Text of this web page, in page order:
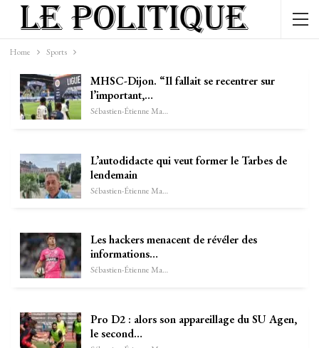
Home Sports
MHSC-Dijon. “Il fallait se recentrer sur
l’important,…
Sébastien-Étienne Marechal
L’autodidacte qui veut former le Tarbes de
lendemain
Sébastien-Étienne Marechal
Les hackers menacent de révéler des
informations…
Sébastien-Étienne Marechal
Pro D2 : alors son appareillage du SU Agen,
le second…